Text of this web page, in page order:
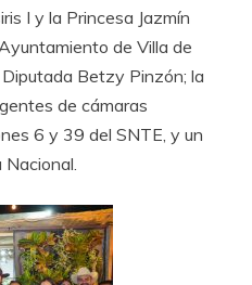
I y la Princesa Jazmín
de Villa de
Betzy Pinzón; la
de cámaras
6 y 39 del SNTE, y un